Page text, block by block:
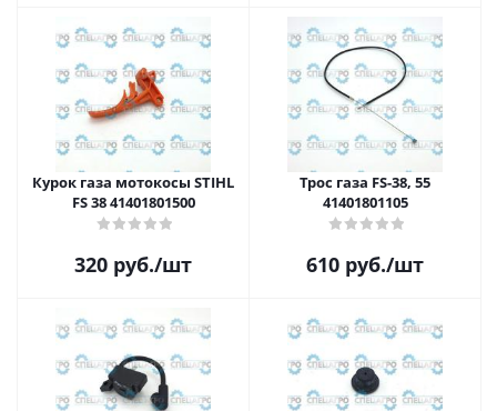
Курок газа мотокосы STIHL
FS 38 41401801500
320 руб./шт
Трос газа FS-38, 55
41401801105
610 руб./шт